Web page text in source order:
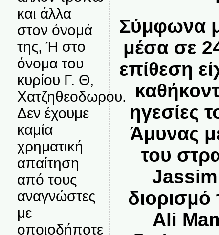
και άλλα
στον όνομά
της, Ή στο
όνομα του
κυρίου Γ. Θ,
Χατζηθεοδωρου.
Δεν έχουμε
καμία
χρηματική
απαίτηση
από τους
αναγνώστες
με
οποιοδήποτε
Σύμφωνα
μέσα σε
επίθεση
ηγεσίες
Άμυνας
του
Ali